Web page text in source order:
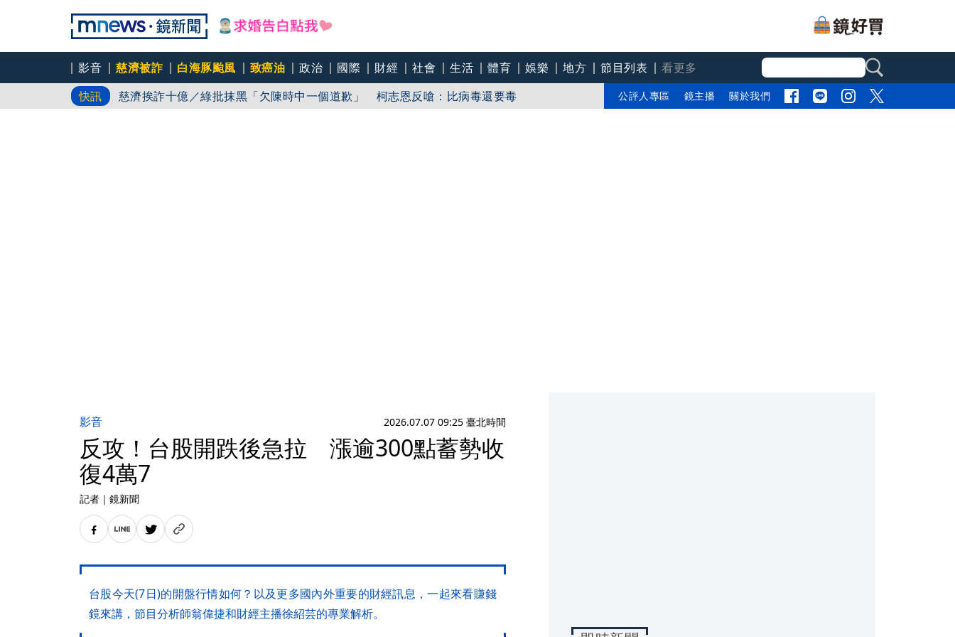
影音 慈濟被詐 白海豚颱風 致癌油 政治 國際 財經 社會 生活 體育 娛樂 地方 節目列表
看更多
快訊
慈濟挨詐十億／綠批抹黑「欠陳時中一個道歉」 柯志恩反嗆：比病毒還要毒
吳秀華家族又生波 前台東縣長蓋安養中心逼垮包商
公評人專區 鏡主播 關於我們
影音 2026.07.07 09:25 臺北時間
反攻！台股開跌後急拉 漲逾300點蓄勢收
復4萬7
記者 ｜ 鏡新聞
台股今天(7日)的開盤行情如何？以及更多國內外重要的財經訊息，一起來看賺錢
鏡來講，節目分析師翁偉捷和財經主播徐紹芸的專業解析。